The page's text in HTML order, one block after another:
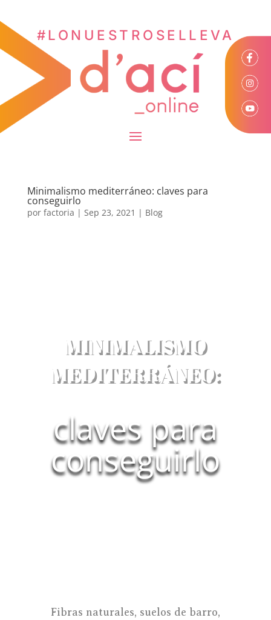
#LONUESTROSELLEVA
Minimalismo mediterráneo: claves para
conseguirlo
por factoria | Sep 23, 2021 | Blog
MINIMALISMO
MEDITERRÁNEO:
claves para
conseguirlo
Fibras naturales, suelos de barro,